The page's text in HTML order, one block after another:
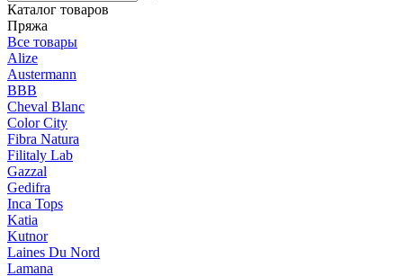
Каталог товаров
Пряжа
Все товары
Alize
Austermann
BBB
Cheval Blanc
Color City
Fibra Natura
Filitaly Lab
Gazzal
Gedifra
Inca Tops
Katia
Kutnor
Laines Du Nord
Lamana